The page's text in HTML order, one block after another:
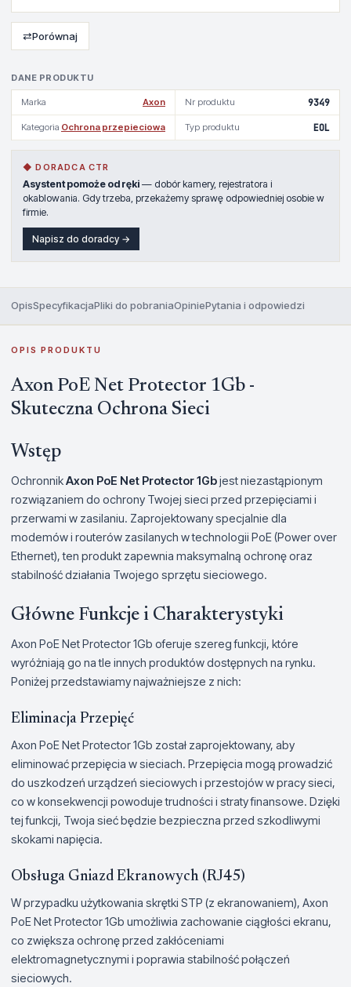
DANE PRODUKTU
Marka Axon Nr produktu 9349
Kategoria Ochrona przepieciowa Typ produktu EOL
◆ DORADCA CTR
Asystent pomoże od ręki — dobór kamery, rejestratora i
okablowania. Gdy trzeba, przekażemy sprawę odpowiedniej osobie w
firmie.
Napisz do doradcy →
⇄Porównaj
OpisSpecyfikacjaPliki do pobraniaOpiniePytania i odpowiedzi
OPIS PRODUKTU
Axon PoE Net Protector 1Gb -
Skuteczna Ochrona Sieci
Wstęp
OchronnikAxon PoE Net Protector 1Gbjest niezastąpionym
rozwiązaniem do ochrony Twojej sieci przed przepięciami i
przerwami w zasilaniu. Zaprojektowany specjalnie dla
modemów i routerów zasilanych w technologii PoE (Power over
Ethernet), ten produkt zapewnia maksymalną ochronę oraz
stabilność działania Twojego sprzętu sieciowego.
Główne Funkcje i Charakterystyki
Axon PoE Net Protector 1Gb oferuje szereg funkcji, które
wyróżniają go na tle innych produktów dostępnych na rynku.
Poniżej przedstawiamy najważniejsze z nich:
Eliminacja Przepięć
Axon PoE Net Protector 1Gb został zaprojektowany, aby
eliminować przepięcia w sieciach. Przepięcia mogą prowadzić
do uszkodzeń urządzeń sieciowych i przestojów w pracy sieci,
co w konsekwencji powoduje trudności i straty finansowe. Dzięki
tej funkcji, Twoja sieć będzie bezpieczna przed szkodliwymi
skokami napięcia.
Obsługa Gniazd Ekranowych (RJ45)
W przypadku użytkowania skrętki STP (z ekranowaniem), Axon
PoE Net Protector 1Gb umożliwia zachowanie ciągłości ekranu,
co zwiększa ochronę przed zakłóceniami
elektromagnetycznymi i poprawia stabilność połączeń
sieciowych.